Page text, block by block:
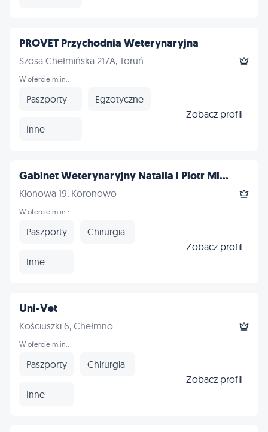
PROVET Przychodnia Weterynaryjna
Szosa Chełmińska 217A, Toruń
W ofercie m.in.:
Paszporty Egzotyczne
Inne
Zobacz profil
Gabinet Weterynaryjny Natalia i Piotr Mi...
Klonowa 19, Koronowo
W ofercie m.in.:
Paszporty Chirurgia
Inne
Zobacz profil
Uni-Vet
Kościuszki 6, Chełmno
W ofercie m.in.:
Paszporty Chirurgia
Inne
Zobacz profil